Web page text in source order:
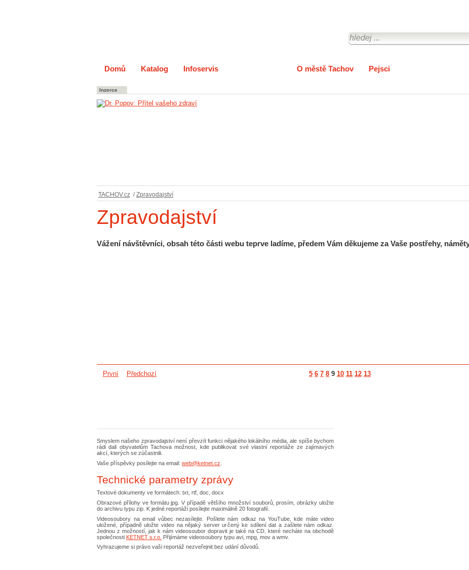
Domů Katalog Infoservis O městě Tachov Pejsci
Inzerce
TACHOV.cz / Zpravodajství
Zpravodajství
Vážení návštěvníci, obsah této části webu teprve ladíme, předem Vám děkujeme za Vaše postřehy,
První Předchozí 5 6 7 8 9 10 11 12 13
Smyslem našeho zpravodajství není převzít funkci nějakého lokálního média, ale spíše bychom
rádi dali obyvatelům Tachova možnost, kde publikovat své vlastní reportáže ze zajímavých
akcí, kterých se zúčastnili.
Vaše příspěvky posílejte na email: web@ketnet.cz
Technické parametry zprávy
Textové dokumenty ve formátech: txt, rtf, doc, docx
Obrazové přílohy ve formátu jpg. V případě většího množství souborů, prosím, obrázky uložte
do archivu typu zip. K jedné reportáži posílejte maximálně 20 fotografií.
Videosoubory na email vůbec nezasílejte. Pošlete nám odkaz na YouTube, kde máte video
uložené, případně uložte video na nějaký server určený ke sdílení dat a zašlete nám odkaz.
Jednou z možností, jak k nám videosoubor dopravit je také na CD, které necháte na obchodě
společnosti KETNET s.r.o. Přijímáme videosoubory typu avi, mpg, mov a wmv.
Vyhrazujeme si právo vaši reportáž nezveřejnit bez udání důvodů.